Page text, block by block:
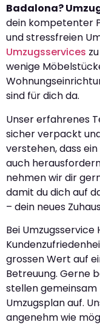
Badalona?
dein kompetenter
und stressfreien
Umzugsservices
wenige
sind für dich da.
Unser erfahrenes
sicher verpackt
verstehen, dass
auch
nehmen wir dir
damit du dich auf
– dein neues
Bei
grossen Wert auf
Betreuung. Gerne
stellen
Umzugsplan auf.
angenehm wie